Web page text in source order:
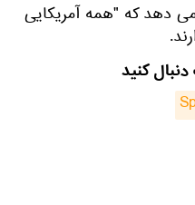
دهد که "همه آمریکایی
کنید